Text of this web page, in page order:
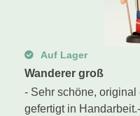
Auf Lager
Wanderer groß
- Sehr schöne,
gefertigt in